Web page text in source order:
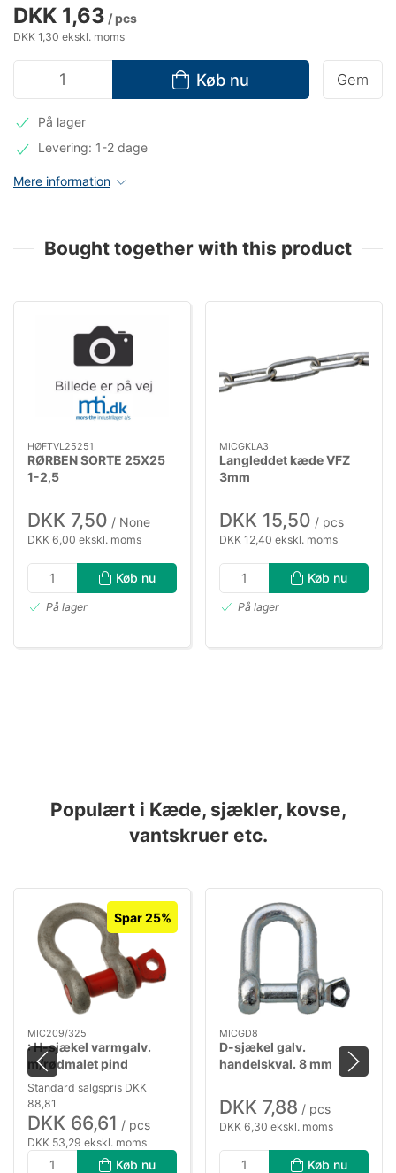
DKK 1,63 / pcs
DKK 1,30 ekskl. moms
Køb nu Gem
På lager
Levering: 1-2 dage
Mere information
Bought together with this product
HØFTVL25251
RØRBEN SORTE 25X25
1-2,5
DKK 7,50 / None
DKK 6,00 ekskl. moms
Køb nu
På lager
MICGKLA3
Langleddet kæde VFZ
3mm
DKK 15,50 / pcs
DKK 12,40 ekskl. moms
Køb nu
På lager
Populært i Kæde, sjækler, kovse,
vantskruer etc.
Spar 25%
MIC209/325
: H-sjækel varmgalv.
m/rødmalet pind
5/8"×3/4"
Standard salgspris DKK
88,81
DKK 66,61 / pcs
DKK 53,29 ekskl. moms
Køb nu
MICGD8
D-sjækel galv.
handelskval. 8 mm
DKK 7,88 / pcs
DKK 6,30 ekskl. moms
Køb nu